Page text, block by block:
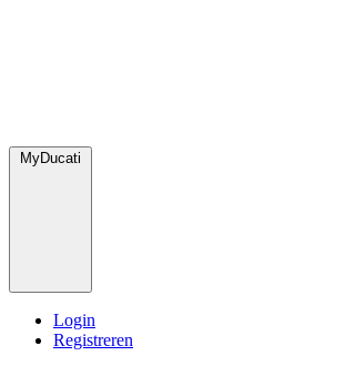
MyDucati
Login
Registreren